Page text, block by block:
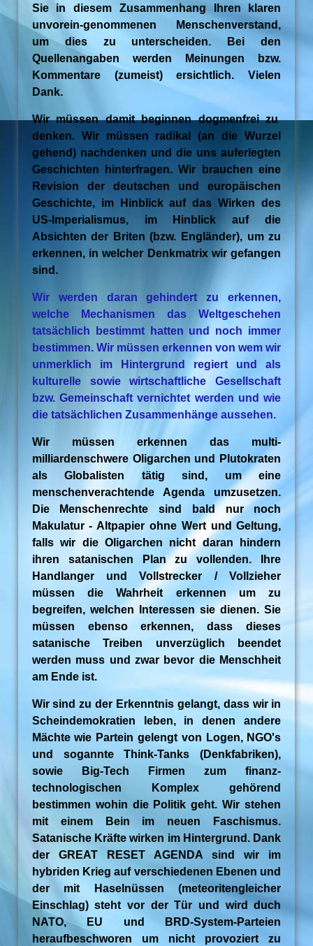
Sie in diesem Zusammenhang Ihren klaren
unvorein-genommenen Menschenverstand,
um dies zu unterscheiden. Bei den
Quellenangaben werden Meinungen bzw.
Kommentare (zumeist) ersichtlich. Vielen
Dank.
Wir müssen damit beginnen dogmenfrei zu
denken. Wir müssen radikal (an die Wurzel
gehend) nachdenken und die uns auferlegten
Geschichten hinterfragen. Wir brauchen eine
Revision der deutschen und europäischen
Geschichte, im Hinblick auf das Wirken des
US-Imperialismus, im Hinblick auf die
Absichten der Briten (bzw. Engländer), um zu
erkennen, in welcher Denkmatrix wir gefangen
sind.
Wir werden daran gehindert zu erkennen,
welche Mechanismen das Weltgeschehen
tatsächlich bestimmt hatten und noch immer
bestimmen. Wir müssen erkennen von wem wir
unmerklich im Hintergrund regiert und als
kulturelle sowie wirtschaftliche Gesellschaft
bzw. Gemeinschaft vernichtet werden und wie
die tatsächlichen Zusammenhänge aussehen.
Wir müssen erkennen das multi-
milliardenschwere Oligarchen und Plutokraten
als Globalisten tätig sind, um eine
menschenverachtende Agenda umzusetzen.
Die Menschenrechte sind bald nur noch
Makulatur - Altpapier ohne Wert und Geltung,
falls wir die Oligarchen nicht daran hindern
ihren satanischen Plan zu vollenden. Ihre
Handlanger und Vollstrecker / Vollzieher
müssen die Wahrheit erkennen um zu
begreifen, welchen Interessen sie dienen. Sie
müssen ebenso erkennen, dass dieses
satanische Treiben unverzüglich beendet
werden muss und zwar bevor die Menschheit
am Ende ist.
Wir sind zu der Erkenntnis gelangt, dass wir in
Scheindemokratien leben, in denen andere
Mächte wie Partein gelengt von Logen, NGO's
und sogannte Think-Tanks (Denkfabriken),
sowie Big-Tech Firmen zum finanz-
technologischen Komplex gehörend
bestimmen wohin die Politik geht. Wir stehen
mit einem Bein im neuen Faschismus.
Satanische Kräfte wirken im Hintergrund. Dank
der GREAT RESET AGENDA sind wir im
hybriden Krieg auf verschiedenen Ebenen und
der mit Haselnüssen (meteoritengleicher
Einschlag) steht vor der Tür und wird duch
NATO, EU und BRD-System-Parteien
heraufbeschworen um nicht provoziert zu